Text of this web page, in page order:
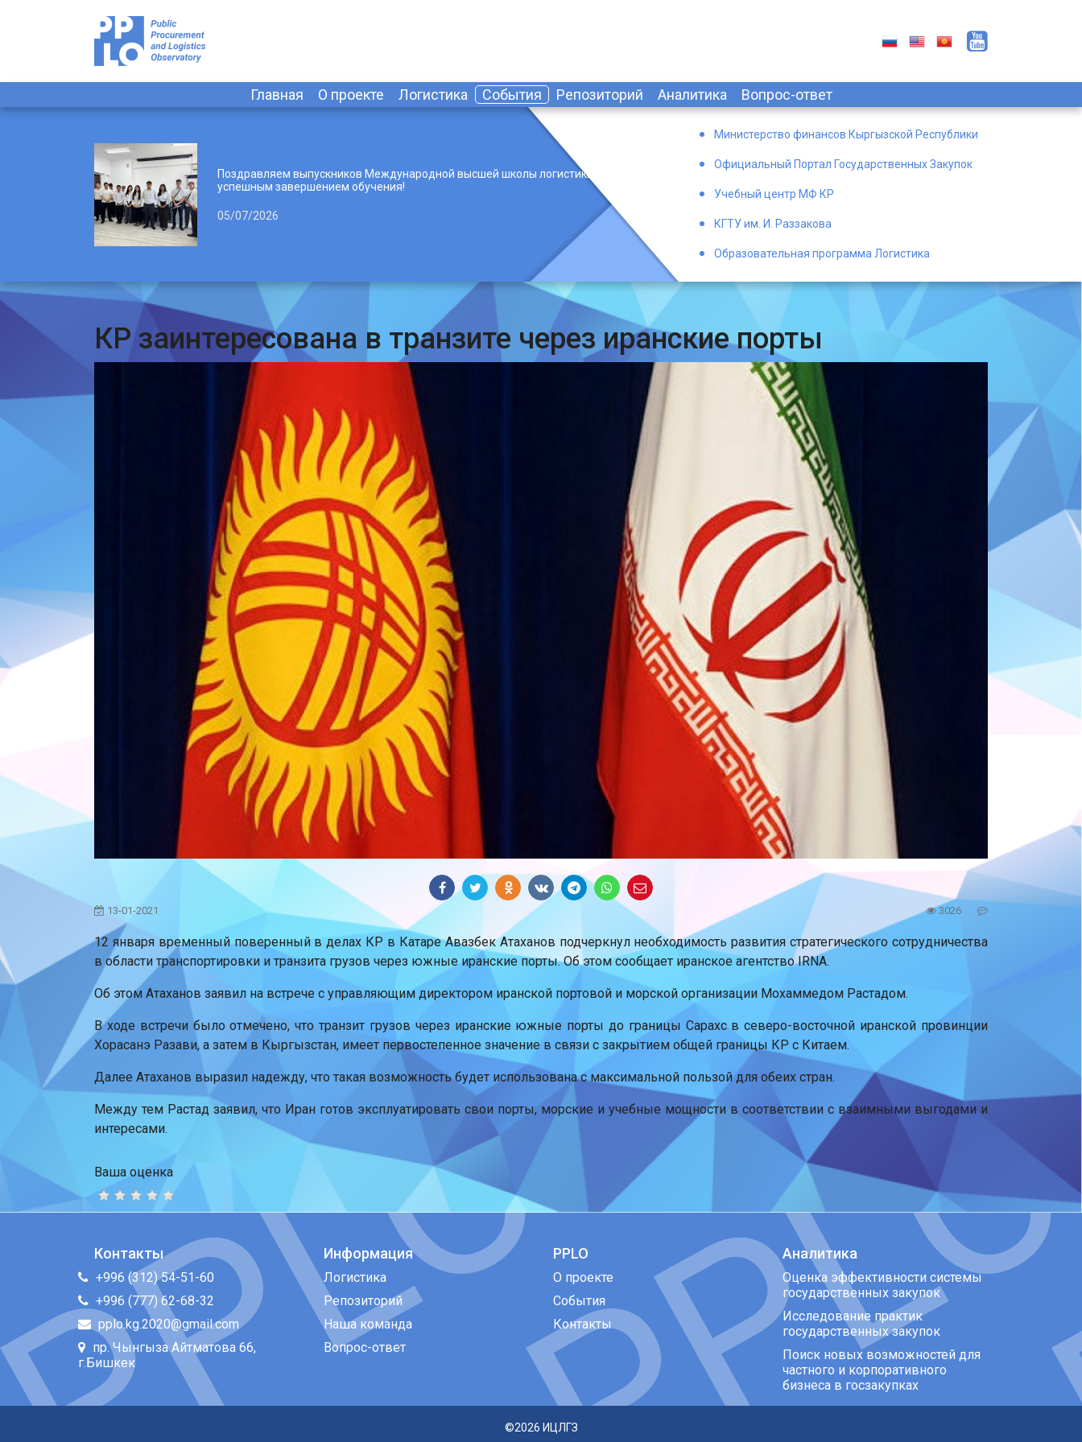
Главная О проекте Логистика События Репозиторий Аналитика Вопрос-ответ
Поздравляем выпускников Международной высшей школы логистики с
успешным завершением обучения!
05/07/2026
Министерство финансов Кыргызской Республики
Официальный Портал Государственных Закупок
Учебный центр МФ КР
КГТУ им. И. Раззакова
Образовательная программа Логистика
КР заинтересована в транзите через иранские порты
13-01-2021 3026
12 января временный поверенный в делах КР в Катаре Авазбек Атаханов подчеркнул необходимость развития стратегического сотрудничества
в области транспортировки и транзита грузов через южные иранские порты. Об этом сообщает иранское агентство IRNA.
Об этом Атаханов заявил на встрече с управляющим директором иранской портовой и морской организации Мохаммедом Растадом.
В ходе встречи было отмечено, что транзит грузов через иранские южные порты до границы Сарахс в северо-восточной иранской провинции
Хорасанэ Разави, а затем в Кыргызстан, имеет первостепенное значение в связи с закрытием общей границы КР с Китаем.
Далее Атаханов выразил надежду, что такая возможность будет использована с максимальной пользой для обеих стран.
Между тем Растад заявил, что Иран готов эксплуатировать свои порты, морские и учебные мощности в соответствии с взаимными выгодами и
интересами.
Ваша оценка
Контакты
+996 (312) 54-51-60
+996 (777) 62-68-32
pplo.kg.2020@gmail.com
пр. Чынгыза Айтматова 66,
г.Бишкек
Информация
Логистика
Репозиторий
Наша команда
Вопрос-ответ
PPLO
О проекте
События
Контакты
Аналитика
Оценка эффективности системы
государственных закупок
Исследование практик
государственных закупок
Поиск новых возможностей для
частного и корпоративного
бизнеса в госзакупках
©2026 ИЦЛГЗ